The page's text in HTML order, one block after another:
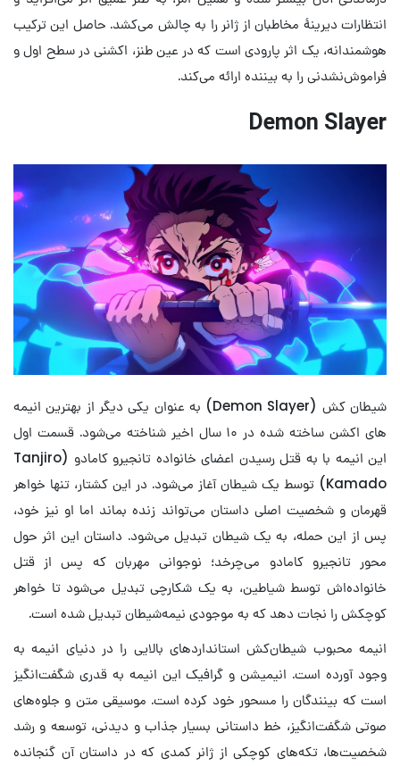
انتظارات دیرینهٔ مخاطبان از ژانر را به چالش می‌کشد. حاصل این ترکیب
هوشمندانه، یک اثر پارودی است که در عین طنز، اکشنی در سطح اول و
فراموش‌نشدنی را به بیننده ارائه می‌کند.
Demon Slayer
شیطان کش (Demon Slayer) به عنوان یکی دیگر از بهترین انیمه
های اکشن ساخته شده در ۱۰ سال اخیر شناخته می‌شود. قسمت اول
این انیمه با به قتل رسیدن اعضای خانواده تانجیرو کامادو (Tanjiro
Kamado) توسط یک شیطان آغاز می‌شود. در این کشتار، تنها خواهر
قهرمان و شخصیت اصلی داستان می‌تواند زنده بماند اما او نیز خود،
پس از این حمله، به یک شیطان تبدیل می‌شود. داستان این اثر حول
محور تانجیرو کامادو می‌چرخد؛ نوجوانی مهربان که پس از قتل
خانواده‌اش توسط شیاطین، به یک شکارچی تبدیل می‌شود تا خواهر
کوچکش را نجات دهد که به موجودی نیمه‌شیطان تبدیل شده است.
انیمه محبوب شیطان‌کش استانداردهای بالایی را در دنیای انیمه به
وجود آورده است. انیمیشن و گرافیک این انیمه به قدری شگفت‌انگیز
است که بینندگان را مسحور خود کرده است. موسیقی متن و جلوه‌های
صوتی شگفت‌انگیز، خط داستانی بسیار جذاب و دیدنی، توسعه و رشد
شخصیت‌ها، تکه‌های کوچکی از ژانر کمدی که در داستان آن گنجانده